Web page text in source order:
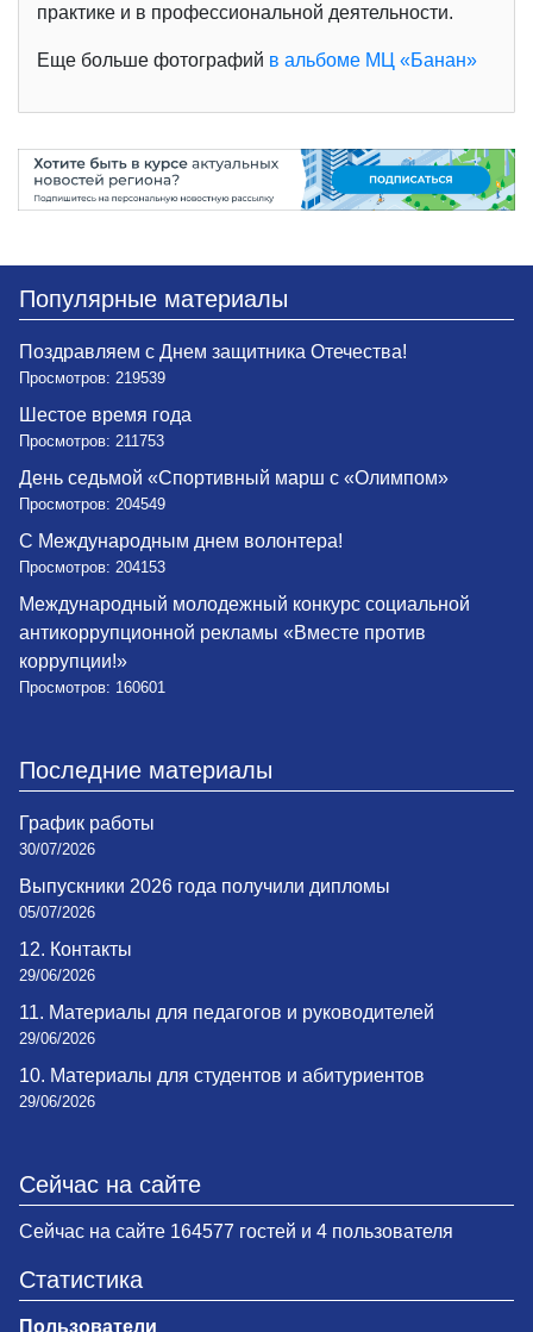
практике и в профессиональной деятельности.
Еще больше фотографий в альбоме МЦ «Банан»
Популярные материалы
Поздравляем с Днем защитника Отечества!
Просмотров: 219539
Шестое время года
Просмотров: 211753
День седьмой «Спортивный марш с «Олимпом»
Просмотров: 204549
С Международным днем волонтера!
Просмотров: 204153
Международный молодежный конкурс социальной
антикоррупционной рекламы «Вместе против
коррупции!»
Просмотров: 160601
Последние материалы
График работы
30/07/2026
Выпускники 2026 года получили дипломы
05/07/2026
12. Контакты
29/06/2026
11. Материалы для педагогов и руководителей
29/06/2026
10. Материалы для студентов и абитуриентов
29/06/2026
Сейчас на сайте
Сейчас на сайте 164577 гостей и 4 пользователя
Статистика
Пользователи